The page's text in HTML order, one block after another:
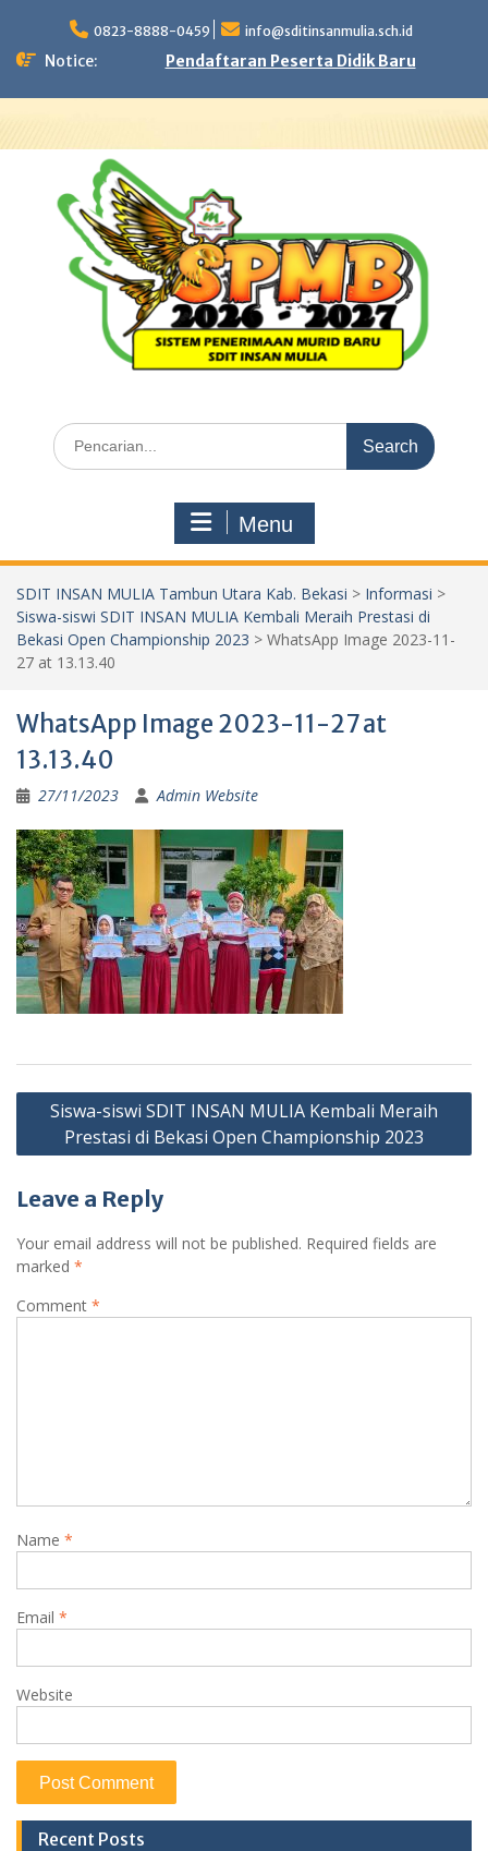
content
0823-8888-0459 info@sditinsanmulia.sch.id
Notice: Pendaftaran Peserta Didik Baru
Search
for:
Menu
SDIT INSAN MULIA Tambun Utara Kab. Bekasi > Informasi >
Siswa-siswi SDIT INSAN MULIA Kembali Meraih Prestasi di
Bekasi Open Championship 2023 > WhatsApp Image 2023-11-
27 at 13.13.40
WhatsApp Image 2023-11-27 at
13.13.40
27/11/2023 Admin Website
Post
navigation
Siswa-siswi SDIT INSAN MULIA Kembali Meraih
Prestasi di Bekasi Open Championship 2023
Leave a Reply
Your email address will not be published. Required fields are
marked *
Comment *
Name *
Email *
Website
Recent Posts